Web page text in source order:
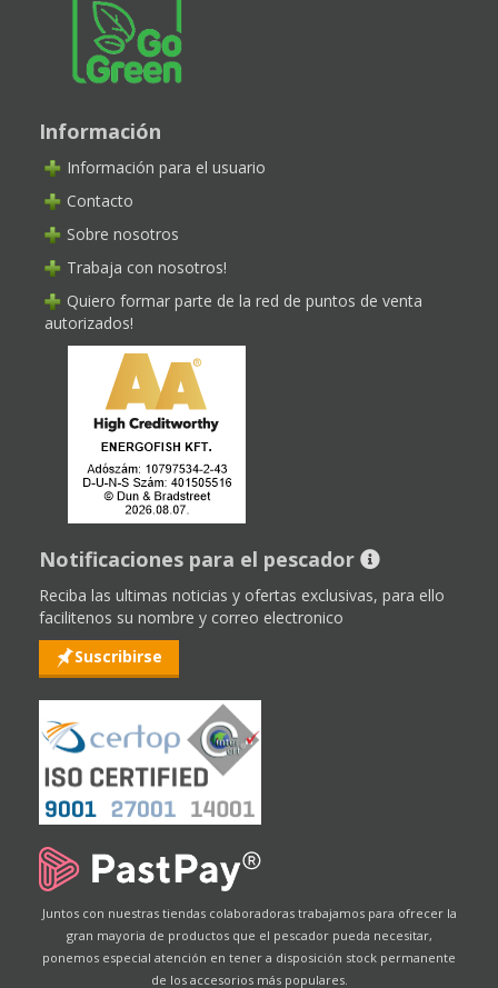
Información
Información para el usuario
Contacto
Sobre nosotros
Trabaja con nosotros!
Quiero formar parte de la red de puntos de venta
autorizados!
Notificaciones para el pescador
Reciba las ultimas noticias y ofertas exclusivas, para ello
facilitenos su nombre y correo electronico
Suscribirse
Juntos con nuestras tiendas colaboradoras trabajamos para ofrecer la
gran mayoria de productos que el pescador pueda necesitar,
ponemos especial atención en tener a disposición stock permanente
de los accesorios más populares.